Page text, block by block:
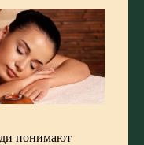
понимают